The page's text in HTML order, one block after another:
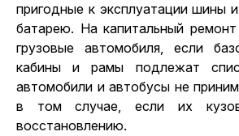
пригодные к эксплуатации шины
батарею. На капитальный
грузовые автомобиля, если
кабины и рамы подлежат
автомобили и автобусы не
в том случае, если их
восстановлению.